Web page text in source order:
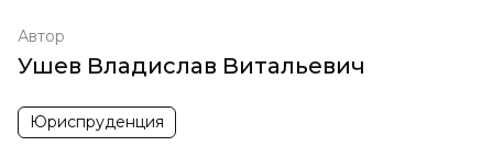
Автор
Ушев Владислав Витальевич
Юриспруденция